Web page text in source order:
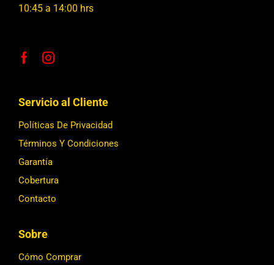
10:45 a 14:00 hrs
Servicio al Cliente
Políticas De Privacidad
Términos Y Condiciones
Garantía
Cobertura
Contacto
Sobre
Cómo Comprar